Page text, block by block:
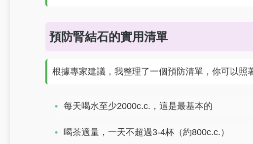
預防腎結石的實用清單
根據專家建議，我整理了一個預防清單，你可以照
每天喝水至少2000c.c.，這是最基本的
喝茶適量，一天不超過3-4杯（約800c.c.）